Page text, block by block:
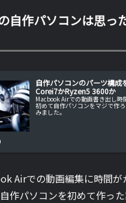
自作パソコンは思っ
自作パソコンのパーツ構成
Corei7かRyzen5 3600か
Macbook Airでの動画書き出し時
初めて自作パソコンをマジで作
みました。
Airでの動画編集に時間
作パソコンを初めて作っ